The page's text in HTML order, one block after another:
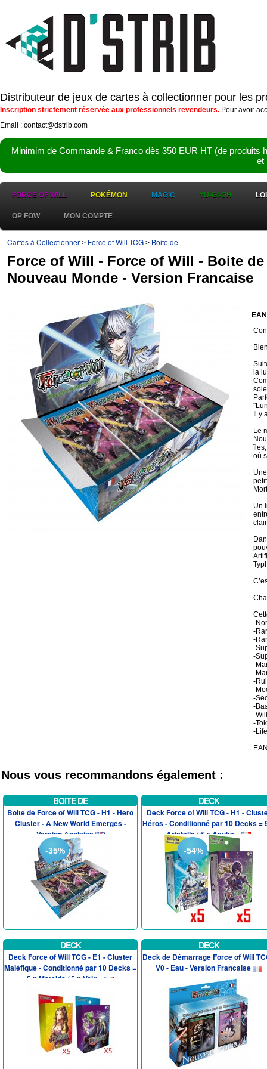
Distributeur de jeux de cartes à collectionner pour les
Inscription strictement réservée aux professionnels revendeurs. Pour avoir
Email : contact@dstrib.com
Minimim de Commande & Franco dès 350 EUR HT (de
et
FORCE OF WILL POKÉMON MAGIC YU-GI-OH
OP FOW MON COMPTE
Cartes à Collectionner > Force of Will TCG > Boite de
Force of Will - Force of Will - Boite
Nouveau Monde - Version Francaise
la
Il
Le
où
Un
-
-
-
-
-
-
-
-
-
-
-
-
-
-
Nous vous recommandons également :
BOITE DE
Boite de Force of Will TCG - H1 - Hero
Cluster - A New World Emerges -
Version Anglaise
-35%
DECK
Deck Force of Will TCG - H1 -
Héros - Conditionné par 10 Decks =
Aristella / 5 x Asuka...
-54%
DECK
Deck Force of Will TCG - E1 - Cluster
Maléfique - Conditionné par 10 Decks =
5 x Matelda / 5 x Valg...
DECK
Deck de Démarrage Force of Will
V0 - Eau - Version Francaise